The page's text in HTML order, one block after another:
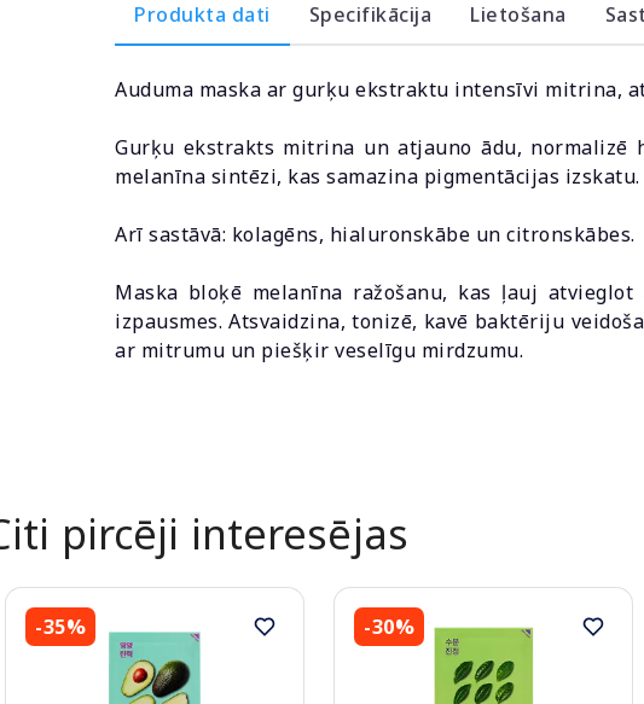
Produkta dati Specifikācija Lietošana
Auduma maska ​​ar gurķu ekstraktu intensīvi mitrina,
Gurķu ekstrakts mitrina un atjauno ādu, normalizē
melanīna sintēzi, kas samazina pigmentācijas izskatu.
Arī sastāvā: kolagēns, hialuronskābe un citronskābes.
Maska bloķē melanīna ražošanu, kas ļauj
izpausmes. Atsvaidzina, tonizē, kavē baktēriju
ar mitrumu un piešķir veselīgu mirdzumu.
pircēji interesējas
-35% -30%